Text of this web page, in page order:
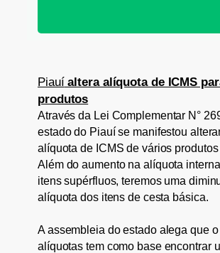
Piauíaltera alíquota de ICMS
produtos
Através da Lei Complementar N°
estado do Piauí se manifestou
alíquota de ICMS de vários
Além do aumento na alíquota
itens supérfluos, teremos uma
alíquota dos itens de cesta básica.
A assembleia do estado alega que
alíquotas tem como base encontrar